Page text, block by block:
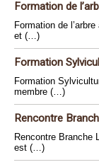
Formation de
Formation de
et (…)
Formation
Formation
membre (…)
Rencontre
Rencontre Branche
est (…)